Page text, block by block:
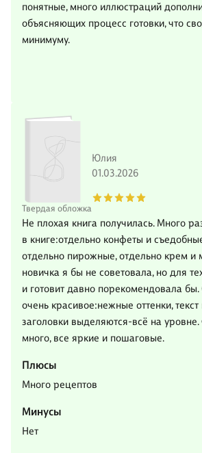
понятные, много иллюстраций
объясняющих процесс готовки, что
минимуму.
Твердая обложка
Юлия
01.03.2026
Не плохая книга получилась. Много
в книге:отдельно конфеты и
отдельно пирожные, отдельно крем и
новичка я бы не советовала, но для
и готовит давно порекомендовала
очень красивое:нежные оттенки, текст
заголовки выделяются-всё на
много, все яркие и пошаговые.
Плюсы
Много рецептов
Минусы
Нет